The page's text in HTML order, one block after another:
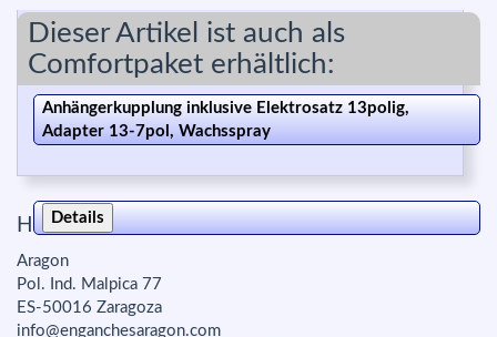
Dieser Artikel ist auch als
Comfortpaket erhältlich:
Anhängerkupplung inklusive Elektrosatz 13polig,
Adapter 13-7pol, Wachsspray
Details
Herstellerinfo zur Produktsicherheit:
Aragon
Pol. Ind. Malpica 77
ES-50016 Zaragoza
info@enganchesaragon.com